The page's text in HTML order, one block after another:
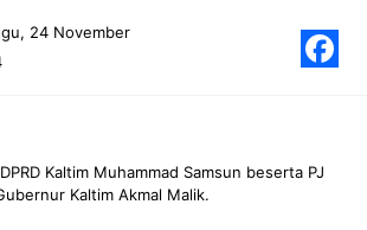
24 November
Kaltim Muhammad Samsun beserta PJ
Kaltim Akmal Malik.